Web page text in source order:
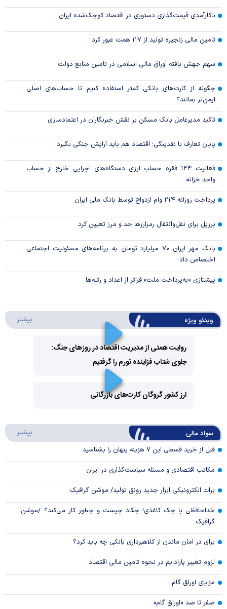
ناکارآمدی قیمت‌گذاری دستوری در اقتصاد کوچک‌شده ایران
تامین مالی زنجیره تولید از ۱۱۷ همت عبور کرد
سهم جهش یافته اوراق مالی اسلامی در تامین منابع دولت
چگونه از کارت‌های بانکی کمتر استفاده کنیم تا حساب‌های اصلی
ایمن‌تر بمانند؟
تاکید مدیرعامل بانک مسکن بر نقش خبرنگاران در اعتمادسازی
پایان تعارف با نقدینگی؛ اقتصاد هم باید آرایش جنگی بگیرد
فعالیت ۱۲۴ فقره حساب ارزی دستگاه‌های اجرایی خارج از حساب
واحد خزانه
پرداخت روزانه ۲۱۴ وام ازدواج توسط بانک ملی ایران
برزیل برای نقل‌وانتقال رمزارزها حد و مرز تعیین کرد
بانک مهر ایران ۷۰ میلیارد تومان به برنامه‌های مسئولیت اجتماعی
اختصاص داد
پیشتازی «به‌پرداخت ملت» فراتر از اعداد و رتبه‌ها
ویدئو ویژه بیشتر
Play
Video
روایت همتی از مدیریت اقتصاد در روزهای جنگ:
جلوی شتاب فزاینده تورم را گرفتیم
Video
ارز کشور گروگان کارت‌های بازرگانی
سواد مالی بیشتر
قبل از خرید قسطی این ۷ هزینه پنهان را بشناسید
مکاتب اقتصادی و مسئله سیاست‌گذاری در ایران
برات الکترونیکی ابزار جدید رونق تولید/ موشن گرافیک
خداحافظی با چک کاغذی! چکاد چیست و چطور کار می‌کند؟ /موشن
گرافیک
برای در امان ماندن از کلاهبرداری بانکی چه باید کرد؟
لزوم تغییر پارادایم در نحوه تامین مالی اقتصاد
مزایای اوراق گام
صفر تا صد «اوراق گام»